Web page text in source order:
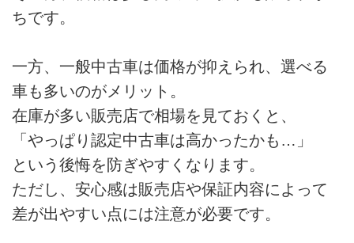
ちです。
一方、一般中古車は価格が抑えられ、選べる
車も多いのがメリット。
在庫が多い販売店で相場を見ておくと、
「やっぱり認定中古車は高かったかも…」
という後悔を防ぎやすくなります。
ただし、安心感は販売店や保証内容によって
差が出やすい点には注意が必要です。